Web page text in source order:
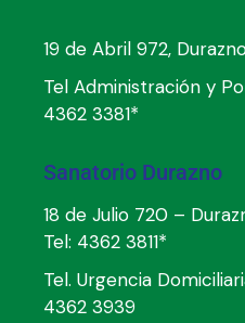
19 de Abril 972,
Tel Administración y
4362 3381*
Sanatorio Durazno
18 de Julio 720 –
Tel: 4362 3811*
Tel. Urgencia
4362 3939